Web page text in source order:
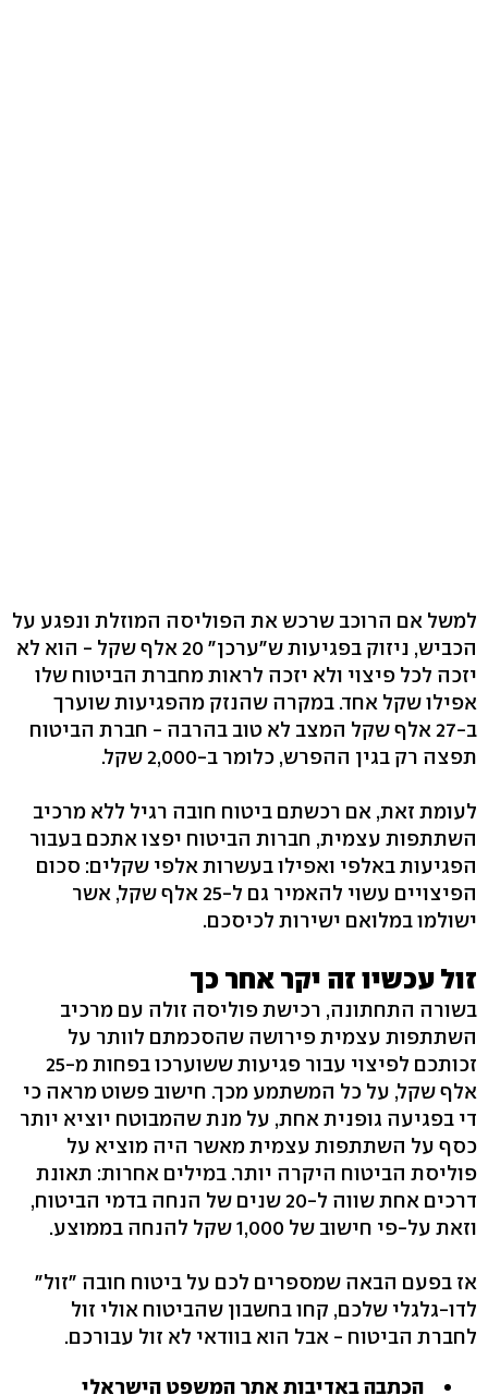
למשל אם הרוכב שרכש את הפוליסה המוזלת ונפגע על
הכביש, ניזוק בפגיעות ש"ערכן" 20 אלף שקל - הוא לא
יזכה לכל פיצוי ולא יזכה לראות מחברת הביטוח שלו
אפילו שקל אחד. במקרה שהנזק מהפגיעות שוערך
ב-27 אלף שקל המצב לא טוב בהרבה - חברת הביטוח
תפצה רק בגין ההפרש, כלומר ב-2,000 שקל.
לעומת זאת, אם רכשתם ביטוח חובה רגיל ללא מרכיב
השתתפות עצמית, חברות הביטוח יפצו אתכם בעבור
הפגיעות באלפי ואפילו בעשרות אלפי שקלים: סכום
הפיצויים עשוי להאמיר גם ל-25 אלף שקל, אשר
ישולמו במלואם ישירות לכיסכם.
זול עכשיו זה יקר אחר כך
בשורה התחתונה, רכישת פוליסה זולה עם מרכיב
השתתפות עצמית פירושה שהסכמתם לוותר על
זכותכם לפיצוי עבור פגיעות ששוערכו בפחות מ-25
אלף שקל, על כל המשתמע מכך. חישוב פשוט מראה כי
די בפגיעה גופנית אחת, על מנת שהמבוטח יוציא יותר
כסף על השתתפות עצמית מאשר היה מוציא על
פוליסת הביטוח היקרה יותר. במילים אחרות: תאונת
דרכים אחת שווה ל-20 שנים של הנחה בדמי הביטוח,
וזאת על-פי חישוב של 1,000 שקל להנחה בממוצע.
אז בפעם הבאה שמספרים לכם על ביטוח חובה "זול"
לדו-גלגלי שלכם, קחו בחשבון שהביטוח אולי זול
לחברת הביטוח - אבל הוא בוודאי לא זול עבורכם.
הכתבה באדיבות אתר המשפט הישראלי